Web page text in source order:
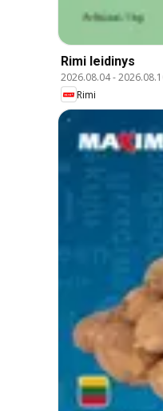
Rimi leidinys
2026.08.04-
Rimi